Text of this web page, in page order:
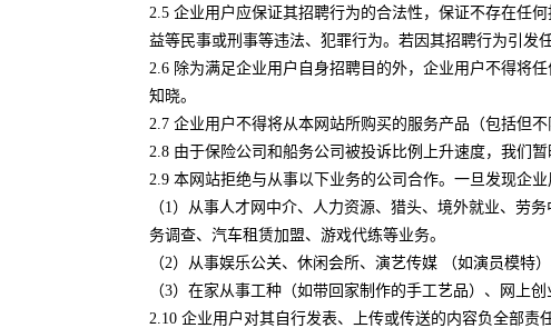
2.5 企业用户应保证其招聘行为的合法性，保证不存在任
益等民事或刑事等违法、犯罪行为。若因其招聘行为引发
2.6 除为满足企业用户自身招聘目的外，企业用户不得将
知晓。
2.7 企业用户不得将从本网站所购买的服务产品（包括但
2.8 由于保险公司和船务公司被投诉比例上升速度，我们
2.9 本网站拒绝与从事以下业务的公司合作。一旦发现企
（1）从事人才网中介、人力资源、猎头、境外就业、劳
务调查、汽车租赁加盟、游戏代练等业务。
（2）从事娱乐公关、休闲会所、演艺传媒 （如演员模特
（3）在家从事工种（如带回家制作的手工艺品）、网上
2.10 企业用户对其自行发表、上传或传送的内容负全部